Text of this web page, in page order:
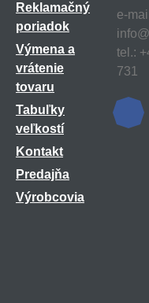
Reklamačný
poriadok
Výmena a
vrátenie
tovaru
Tabuľky
veľkostí
Kontakt
Predajňa
Výrobcovia
e-
tel.:
731